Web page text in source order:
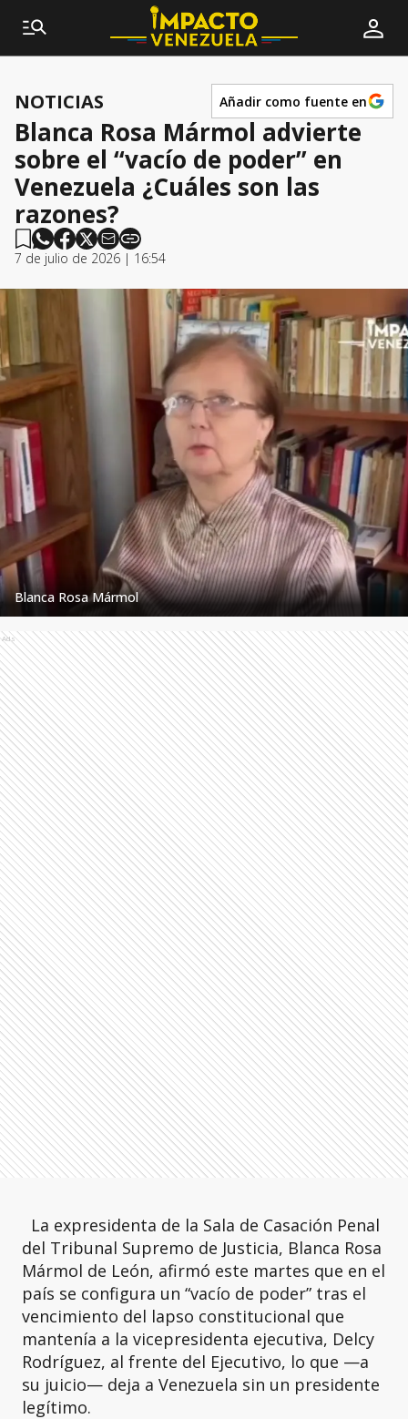
NOTICIAS Añadir como fuente en
Blanca Rosa Mármol advierte
sobre el “vacío de poder” en
Venezuela ¿Cuáles son las
razones?
7 de julio de 2026 | 16:54
Blanca Rosa Mármol
Ads
La expresidenta de la Sala de Casación Penal
del Tribunal Supremo de Justicia, Blanca Rosa
Mármol de León, afirmó este martes que en el
país se configura un “vacío de poder” tras el
vencimiento del lapso constitucional que
mantenía a la vicepresidenta ejecutiva, Delcy
Rodríguez, al frente del Ejecutivo, lo que —a
su juicio— deja a Venezuela sin un presidente
legítimo.